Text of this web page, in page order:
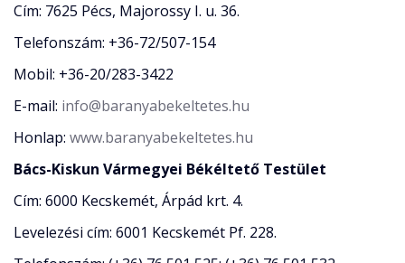
Cím: 7625 Pécs, Majorossy I. u. 36.
Telefonszám: +36-72/507-154
Mobil: +36-20/283-3422
E-mail: info@baranyabekeltetes.hu
Honlap: www.baranyabekeltetes.hu
Bács-Kiskun Vármegyei Békéltető Testület
Cím: 6000 Kecskemét, Árpád krt. 4.
Levelezési cím: 6001 Kecskemét Pf. 228.